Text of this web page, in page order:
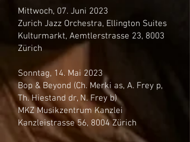
Mittwoch, 07. Juni 2023
Zurich Jazz Orchestra, Ellington Suites
Kulturmarkt, Aemtlerstrasse 23, 8003
Zürich
Sonntag, 14. Mai 2023
Bop & Beyond (Ch. Merki as, A. Frey p,
Th. Hiestand dr, N. Frey b)
MKZ Musikzentrum Kanzlei
Kanzleistrasse 56, 8004 Zürich